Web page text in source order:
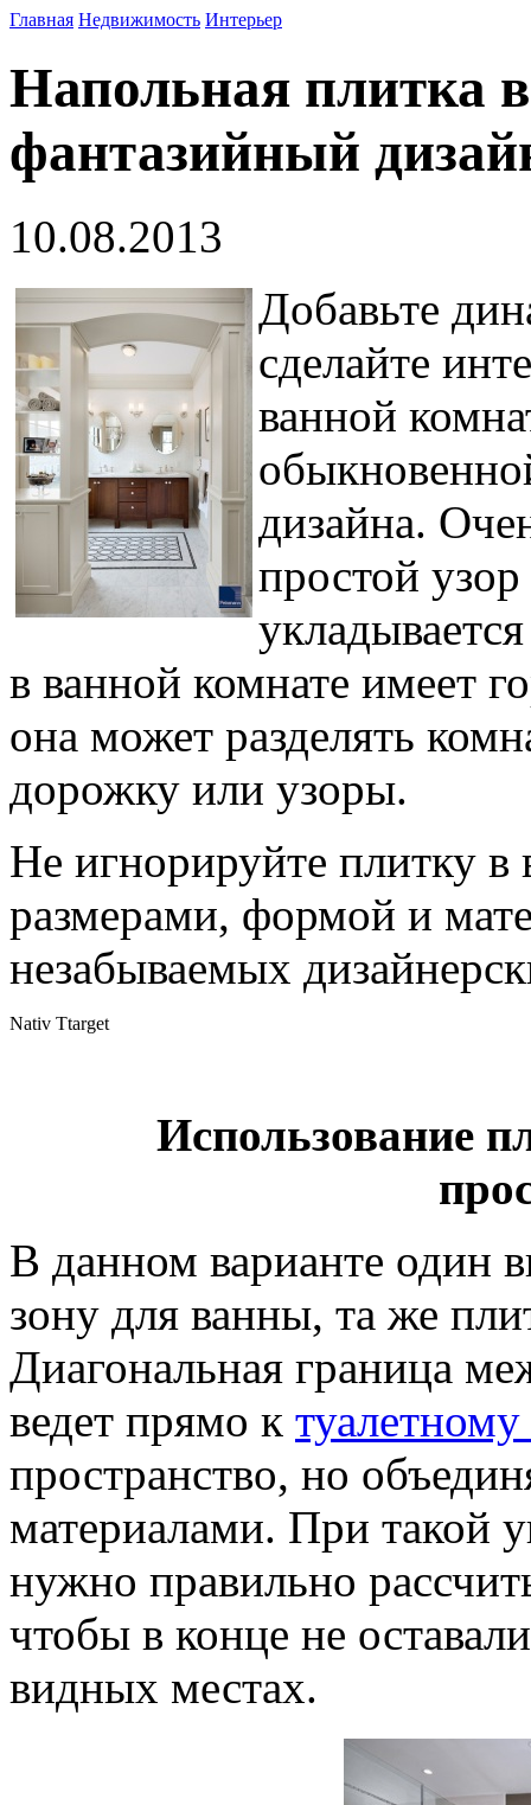
Главная Недвижимость Интерьер
Напольная плитка
фантазийный
10.08.2013
Добавьте
сделайте
ванной
дизайна.
простой
в ванной комнате имеет
она может разделять
дорожку или узоры.
Не игнорируйте плитку в
размерами, формой и
незабываемых
Nativ Ttarget
Использование
В данном варианте один
зону для ванны, та же
Диагональная граница
ведет прямо к туалетному
пространство, но
материалами. При такой
нужно правильно
чтобы в конце не
видных местах.